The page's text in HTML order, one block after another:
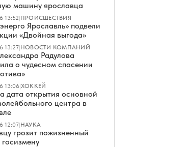
машину ярославца
13:52|ПРОИСШЕСТВИЯ
Ярославль» подвели
«Двойная выгода»
13:27|НОВОСТИ КОМПАНИЙ
Радулова
о чудесном спасении
13:06|ХОККЕЙ
дата открытия основной
центра в
12:07|НАУКА
грозит пожизненный